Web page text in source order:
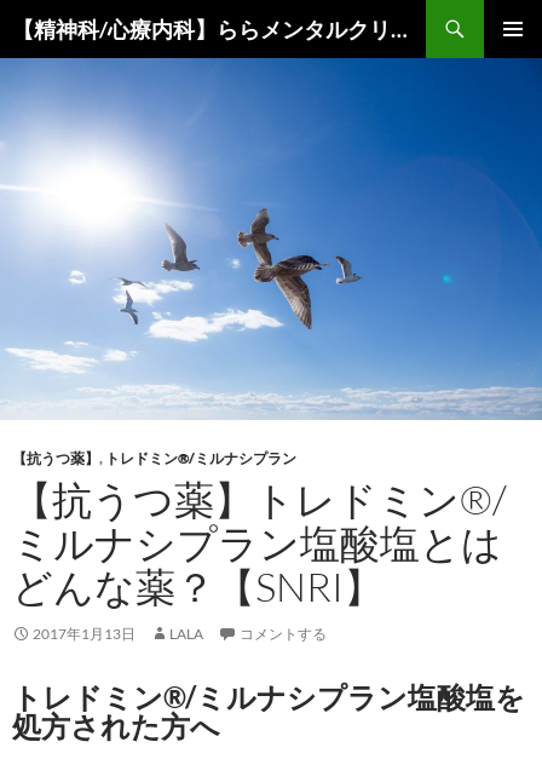
ス
【精神科/心療内科】ららメンタルクリニック
【抗うつ薬】 , トレドミン®/ミルナシプラン
【抗うつ薬】トレドミン®/
ミルナシプラン塩酸塩とは
どんな薬？【SNRI】
2017年1月13日 LALA コメントする
トレドミン®/ミルナシプラン塩酸塩を
処方された方へ